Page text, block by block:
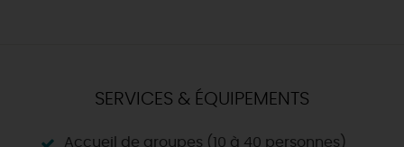
SERVICES & ÉQUIPEMENTS
Accueil de groupes (10 à 40 personnes)